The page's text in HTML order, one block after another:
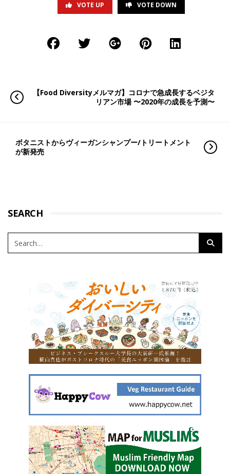
VOTE UP VOTE DOWN
【Food Diversityメルマガ】コロナで急成長するベジタ
リアン市場 〜2020年の成長を予測〜
ボタニストからヴィーガンシャンプー/トリートメント
が新発売
SEARCH